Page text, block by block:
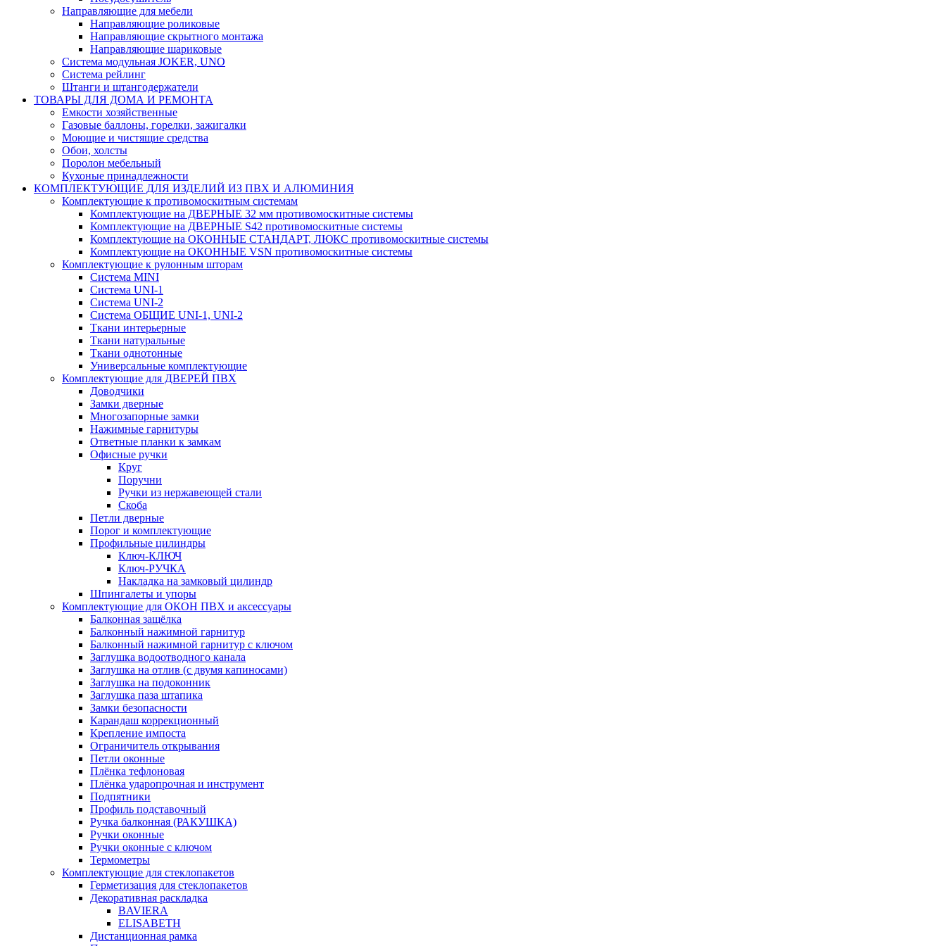
Направляющие для мебели
Направляющие роликовые
Направляющие скрытного монтажа
Направляющие шариковые
Система модульная JOKER, UNO
Система рейлинг
Штанги и штангодержатели
ТОВАРЫ ДЛЯ ДОМА И РЕМОНТА
Емкости хозяйственные
Газовые баллоны, горелки, зажигалки
Моющие и чистящие средства
Обои, холсты
Поролон мебельный
Кухоные принадлежности
КОМПЛЕКТУЮЩИЕ ДЛЯ ИЗДЕЛИЙ ИЗ ПВХ И АЛЮМИНИЯ
Комплектующие к противомоскитным системам
Комплектующие на ДВЕРНЫЕ 32 мм противомоскитные системы
Комплектующие на ДВЕРНЫЕ S42 противомоскитные системы
Комплектующие на ОКОННЫЕ СТАНДАРТ, ЛЮКС противомоскитные системы
Комплектующие на ОКОННЫЕ VSN противомоскитные системы
Комплектующие к рулонным шторам
Система MINI
Система UNI-1
Система UNI-2
Система ОБЩИЕ UNI-1, UNI-2
Ткани интерьерные
Ткани натуральные
Ткани однотонные
Универсальные комплектующие
Комплектующие для ДВЕРЕЙ ПВХ
Доводчики
Замки дверные
Многозапорные замки
Нажимные гарнитуры
Ответные планки к замкам
Офисные ручки
Круг
Поручни
Ручки из нержавеющей стали
Скоба
Петли дверные
Порог и комплектующие
Профильные цилиндры
Ключ-КЛЮЧ
Ключ-РУЧКА
Накладка на замковый цилиндр
Шпингалеты и упоры
Комплектующие для ОКОН ПВХ и аксессуары
Балконная защёлка
Балконный нажимной гарнитур
Балконный нажимной гарнитур с ключом
Заглушка водоотводного канала
Заглушка на отлив (с двумя капиносами)
Заглушка на подоконник
Заглушка паза штапика
Замки безопасности
Карандаш коррекционный
Крепление импоста
Ограничитель открывания
Петли оконные
Плёнка тефлоновая
Плёнка ударопрочная и инструмент
Подпятники
Профиль подставочный
Ручка балконная (РАКУШКА)
Ручки оконные
Ручки оконные с ключом
Термометры
Комплектующие для стеклопакетов
Герметизация для стеклопакетов
Декоративная раскладка
BAVIERA
ELISABETH
Дистанционная рамка